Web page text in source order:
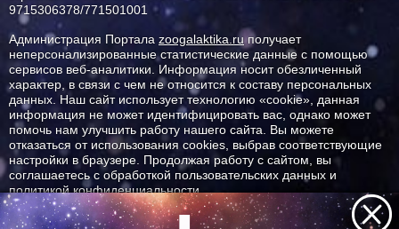
9715306378/771501001
Администрация Портала zoogalaktika.ruполучает
неперсонализированные статистические данные с помощью
сервисов веб-аналитики. Информация носит обезличенный
характер, в связи с чем не относится к составу персональных
данных. Наш сайт использует технологию «cookie», данная
информация не может идентифицировать вас, однако может
помочь нам улучшить работу нашего сайта. Вы можете
отказаться от использования cookies, выбрав соответствующие
настройки в браузере. Продолжая работу с сайтом, вы
соглашаетесь с обработкой пользовательских данных и
политикой конфиденциальности.